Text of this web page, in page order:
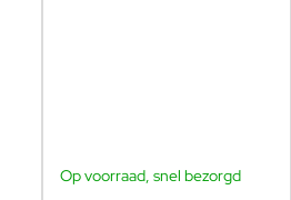
-15%
Op voorraad, snel bezorgd